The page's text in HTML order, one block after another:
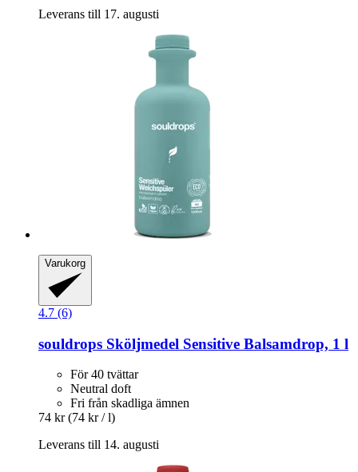
Leverans till 17. augusti
Varukorg
4.7 (6)
souldrops Sköljmedel Sensitive Balsamdrop, 1 l
För 40 tvättar
Neutral doft
Fri från skadliga ämnen
74 kr (74 kr / l)
Leverans till 14. augusti